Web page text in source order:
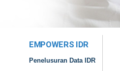
EMPOWERS IDR
Penelusuran Data IDR